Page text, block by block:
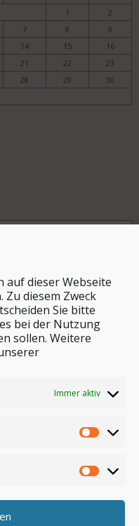
dieser Webseite
diesem Zweck
Sie bitte
bei der Nutzung
sollen. Weitere
Immer aktiv
1
2
7 8
9
14 15
16
21 22
23
28 29
30